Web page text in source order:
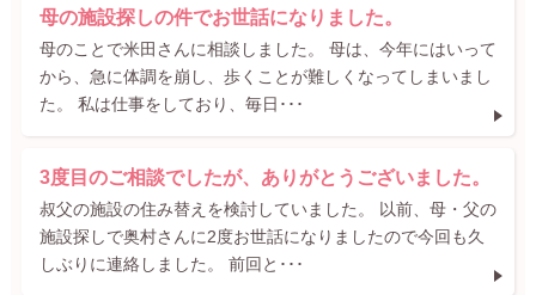
母の施設探しの件でお世話になりました。
母のことで米田さんに相談しました。 母は、今年にはいって
から、急に体調を崩し、歩くことが難しくなってしまいまし
た。 私は仕事をしており、毎日･･･
3度目のご相談でしたが、ありがとうございました。
叔父の施設の住み替えを検討していました。 以前、母・父の
施設探しで奥村さんに2度お世話になりましたので今回も久
しぶりに連絡しました。 前回と･･･